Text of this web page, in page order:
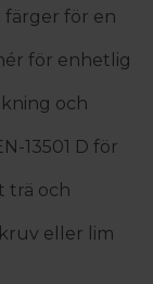
färger för en
för enhetlig
och
13501 D för
trä och
eller lim